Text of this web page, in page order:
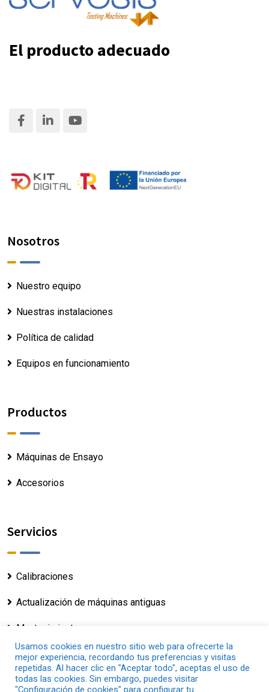
El producto adecuado
Nosotros
Nuestro equipo
Nuestras instalaciones
Política de calidad
Equipos en funcionamiento
Productos
Máquinas de Ensayo
Accesorios
Servicios
Calibraciones
Actualización de máquinas antiguas
Mantenimiento
Usamos cookies en nuestro sitio web para ofrecerte la
mejor experiencia, recordando tus preferencias y visitas
repetidas. Al hacer clic en "Aceptar todo", aceptas el uso de
todas las cookies. Sin embargo, puedes visitar
"Configuración de cookies" para configurar tu